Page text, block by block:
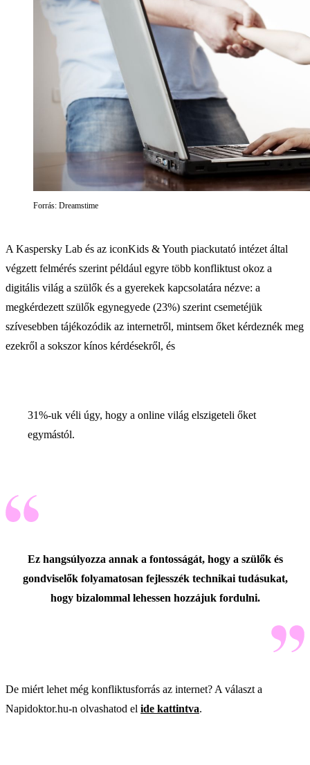
Forrás: Dreamstime
A Kaspersky Lab és az iconKids & Youth piackutató intézet által
végzett felmérés szerint például egyre több konfliktust okoz a
digitális világ a szülők és a gyerekek kapcsolatára nézve: a
megkérdezett szülők egynegyede (23%) szerint csemetéjük
szívesebben tájékozódik az internetről, mintsem őket kérdeznék meg
ezekről a sokszor kínos kérdésekről, és
31%-uk véli úgy, hogy a online világ elszigeteli őket
egymástól.
Ez hangsúlyozza annak a fontosságát, hogy a szülők és
gondviselők folyamatosan fejlesszék technikai tudásukat,
hogy bizalommal lehessen hozzájuk fordulni.
De miért lehet még konfliktusforrás az internet? A választ a
Napidoktor.hu-n olvashatod el ide kattintva.